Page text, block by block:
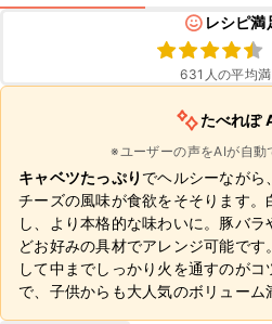
レシピ満
631 人の平均
たべれぽ
※ユーザーの声をAIが自動
キャベツたっぷり でヘルシーながら
チーズの風味が食欲をそそります
し、より本格的な味わいに。豚バ
どお好みの具材でアレンジ可能で
して中までしっかり火を通すのがコ
で、子供からも大人気のボリューム